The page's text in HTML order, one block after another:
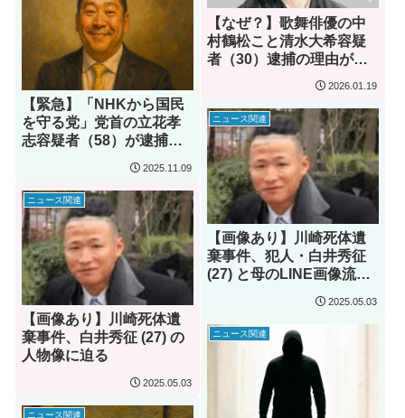
【なぜ？】歌舞俳優の中
村鶴松こと清水大希容疑
者（30）逮捕の理由がコ
2026.01.19
【緊急】「NHKから国民
を守る党」党首の立花孝
志容疑者（58）が逮捕…
2025.11.09
ニュース関連
【画像あり】川崎死体遺
棄事件、犯人・白井秀征
(27) と母のLINE画像流出
2025.05.03
ニュース関連
【画像あり】川崎死体遺
棄事件、白井秀征 (27) の
人物像に迫る
2025.05.03
ニュース関連
ニュース関連